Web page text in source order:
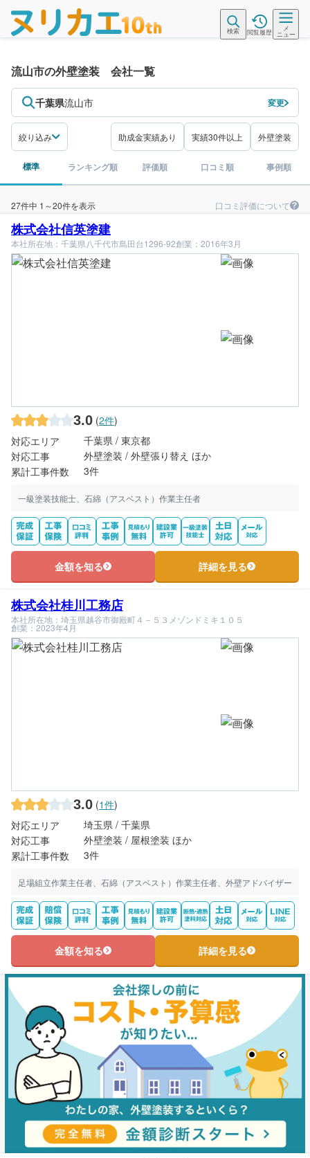
検索 閲覧履歴
メ
ニュー
流山市の外壁塗装 会社一覧
千葉県流山市 変更
絞り込み 助成金実績あり 実績30件以上 外壁塗装
標準 ランキング順 評価順 口コミ順 事例順
27件中 1～20件を表示 口コミ評価について
株式会社信英塗建
本社所在地：千葉県八千代市島田台1296-92創業：2016年3月
3.0 (2件)
対応エリア
千葉県 / 東京都
対応工事
外壁塗装 / 外壁張り替え ほか
累計工事件数
3件
一級塗装技能士、石綿（アスベスト）作業主任者
金額を知る 詳細を見る
株式会社桂川工務店
本社所在地：埼玉県越谷市御殿町４－５３メゾンドミキ１０５
創業：2023年4月
3.0 (1件)
対応エリア
埼玉県 / 千葉県
対応工事
外壁塗装 / 屋根塗装 ほか
累計工事件数
3件
足場組立作業主任者、石綿（アスベスト）作業主任者、外壁アドバイザー
金額を知る 詳細を見る